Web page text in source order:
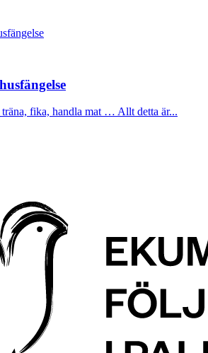
fika, handla mat … Allt detta är...